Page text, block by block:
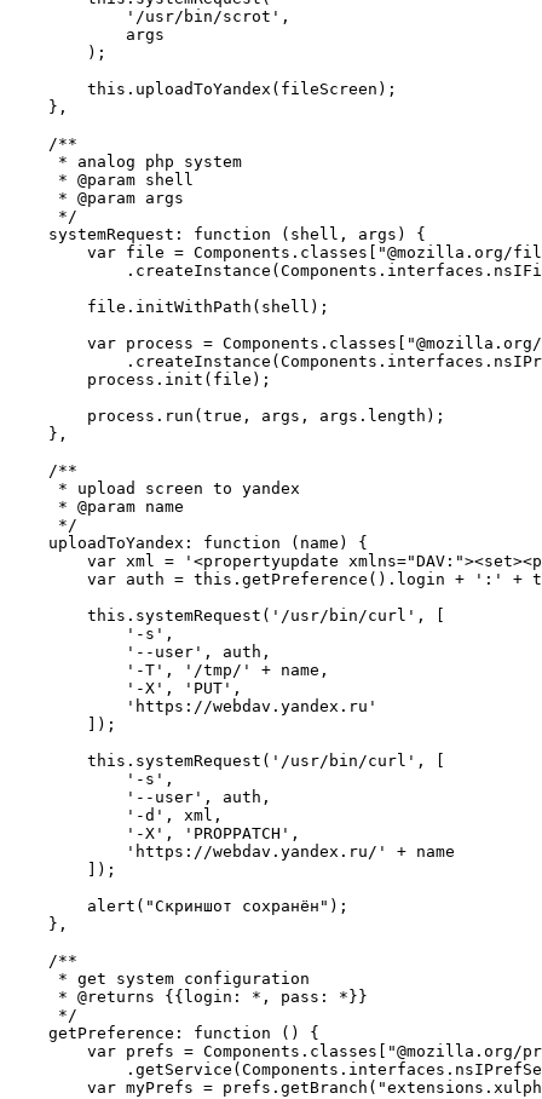
            '/usr/bin/scrot',
            args
        );
        this.uploadToYandex(fileScreen);
    },
    /**
     * analog php system
     * @param shell
     * @param args
     */
    systemRequest: function (shell, args) {
var file = Components.classes["@mozilla.org/
        file.initWithPath(shell);
var process =
        process.init(file);
        process.run(true, args, args.length);
    },
    /**
     * upload screen to yandex
     * @param name
     */
    uploadToYandex: function (name) {
var xml = '<propertyupdate
var auth = this.getPreference().login + ':' +
        this.systemRequest('/usr/bin/curl', [
            '-s',
            '--user', auth,
            '-T', '/tmp/' + name,
            '-X', 'PUT',
            'https://webdav.yandex.ru'
        ]);
        this.systemRequest('/usr/bin/curl', [
            '-s',
            '--user', auth,
            '-d', xml,
            '-X', 'PROPPATCH',
            'https://webdav.yandex.ru/' + name
        ]);
        alert("Скриншот сохранён");
    },
    /**
     * get system configuration
     * @returns {{login: *, pass: *}}
     */
    getPreference: function () {
var prefs = Components.classes["@mozilla.org/
var myPrefs =